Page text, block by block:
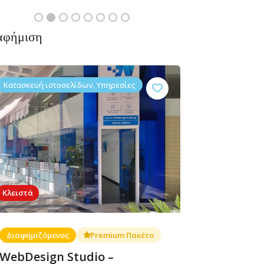
Κλειστά
Κατασκευή ιστοσελίδων, Υπηρεσίες
Διαφημιζόμενος Premium Πακέτο
WebDesign Studio –